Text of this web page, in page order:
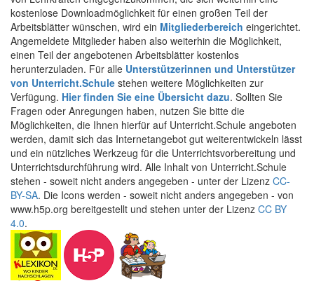
kostenlose Downloadmöglichkeit für einen großen Teil der
Arbeitsblätter wünschen, wird ein Mitgliederbereich eingerichtet.
Angemeldete Mitglieder haben also weiterhin die Möglichkeit,
einen Teil der angebotenen Arbeitsblätter kostenlos
herunterzuladen. Für alle Unterstützerinnen und Unterstützer
von Unterricht.Schule stehen weitere Möglichkeiten zur
Verfügung. Hier finden Sie eine Übersicht dazu. Sollten Sie
Fragen oder Anregungen haben, nutzen Sie bitte die
Möglichkeiten, die Ihnen hierfür auf Unterricht.Schule angeboten
werden, damit sich das Internetangebot gut weiterentwickeln lässt
und ein nützliches Werkzeug für die Unterrichtsvorbereitung und
Unterrichtsdurchführung wird. Alle Inhalt von Unterricht.Schule
stehen - soweit nicht anders angegeben - unter der Lizenz CC-
BY-SA. Die Icons werden - soweit nicht anders angegeben - von
www.h5p.org bereitgestellt und stehen unter der Lizenz CC BY
4.0.